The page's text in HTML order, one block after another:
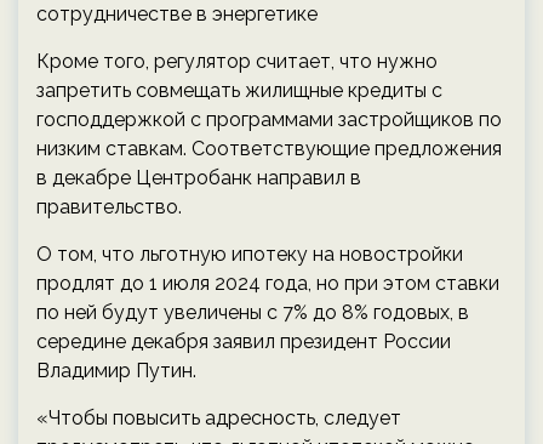
сотрудничестве в энергетике
Кроме того, регулятор считает, что нужно
запретить совмещать жилищные кредиты с
господдержкой с программами застройщиков по
низким ставкам. Соответствующие предложения
в декабре Центробанк направил в
правительство.
О том, что льготную ипотеку на новостройки
продлят до 1 июля 2024 года, но при этом ставки
по ней будут увеличены с 7% до 8% годовых, в
середине декабря заявил президент России
Владимир Путин.
«Чтобы повысить адресность, следует